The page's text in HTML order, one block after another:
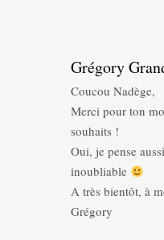
Grégory
Coucou Nadège,
Merci pour ton
souhaits !
Oui, je pense
inoubliable
A très bientôt, à
Grégory